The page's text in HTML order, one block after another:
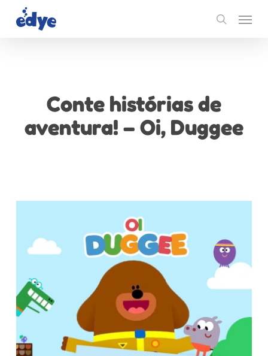
search
Menu
Conte histórias de
aventura! – Oi, Duggee